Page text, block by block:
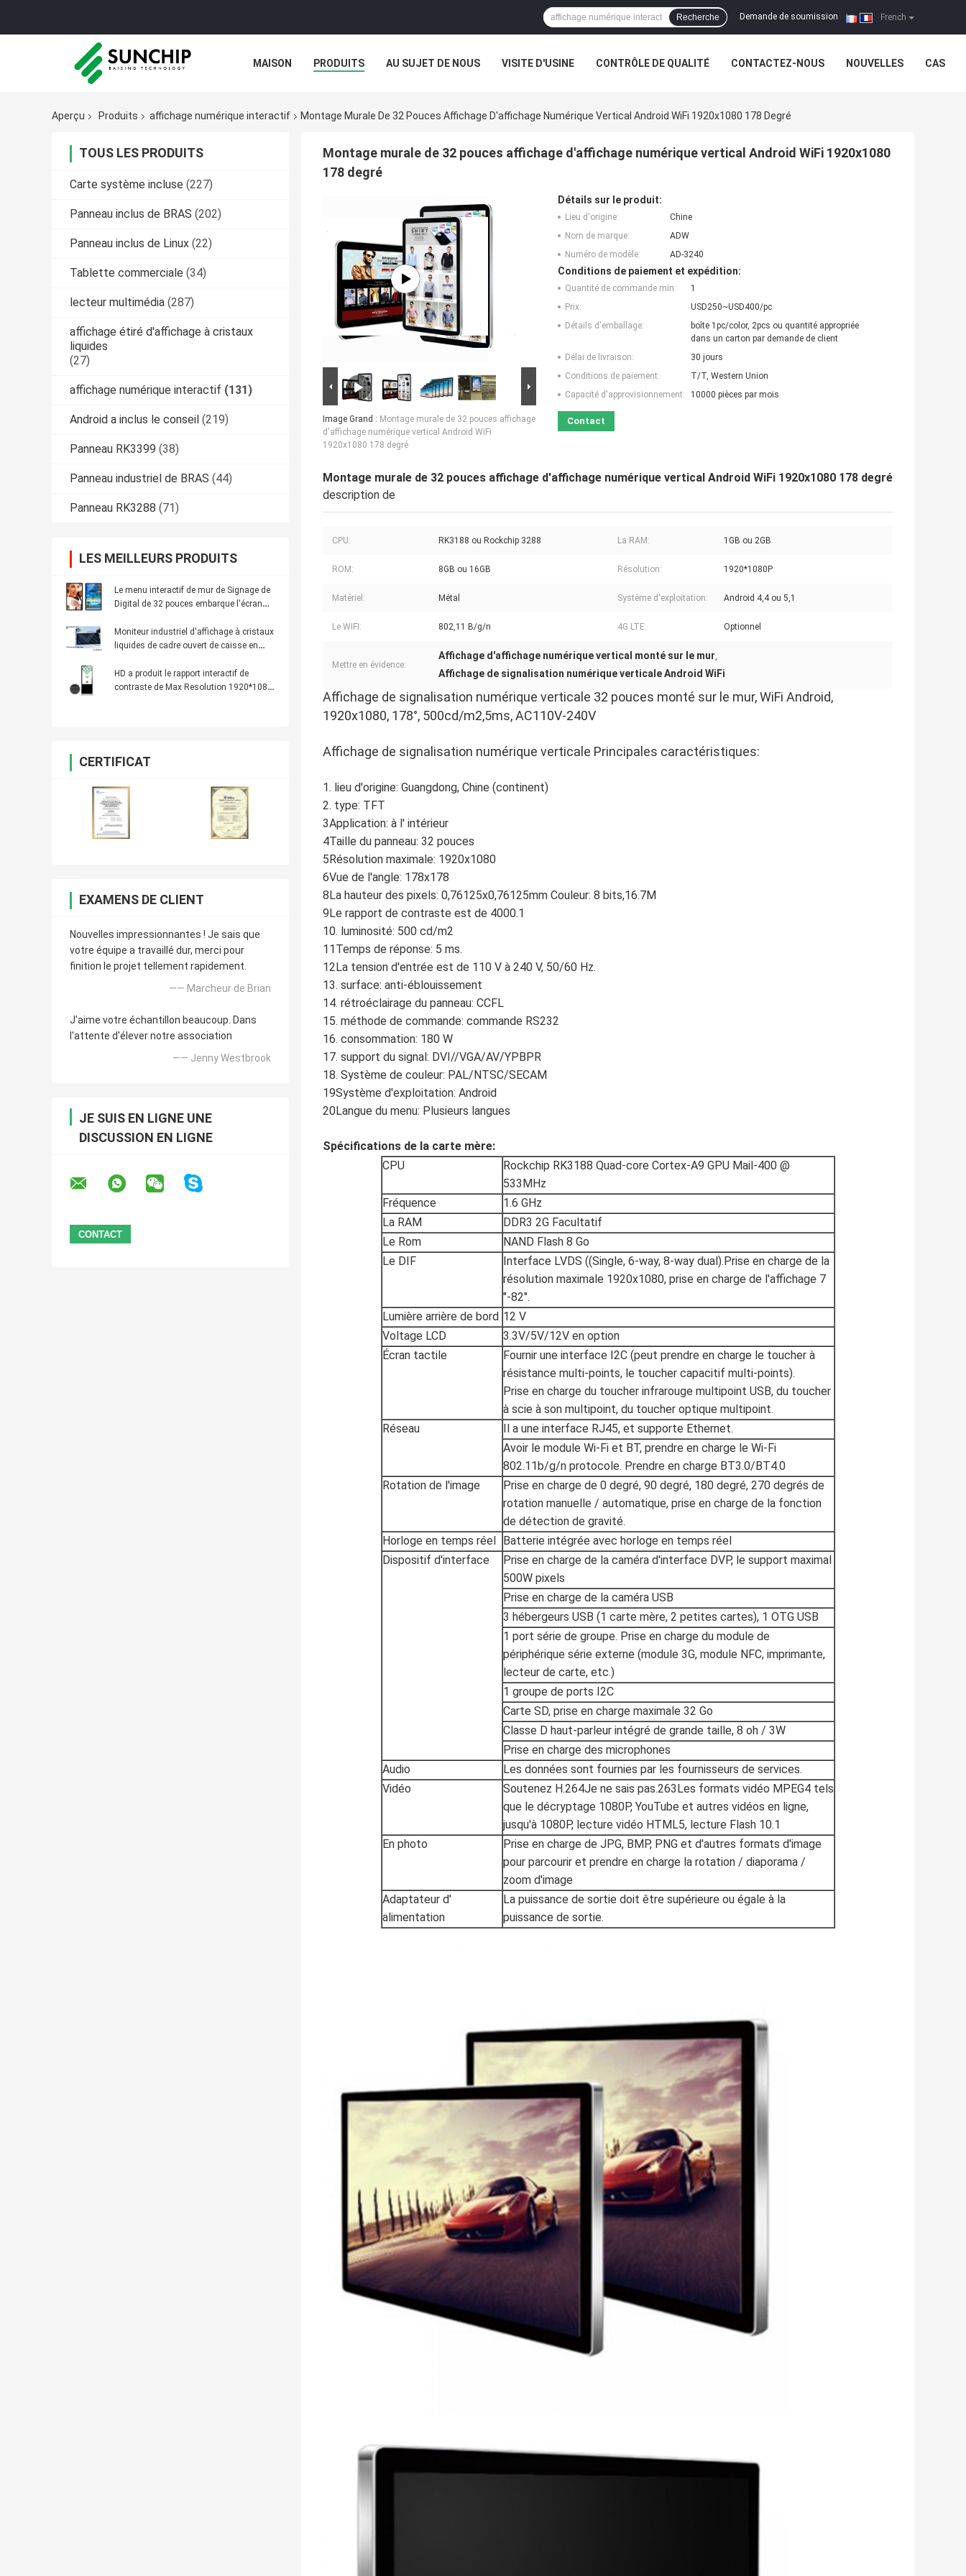
French
Demande de soumission |
Recherche
MAISON PRODUITS AU SUJET DE NOUS VISITE D'USINE CONTRÔLE DE QUALITÉ CONTACTEZ-NOUS NOUVELLES CAS
Aperçu
Produits affichage numérique interactif Montage Murale De 32 Pouces Affichage D'affichage Numérique Vertical Android WiFi 1920x1080 178 Degré
TOUS LES PRODUITS
Carte système incluse (227)
Panneau inclus de BRAS (202)
Panneau inclus de Linux (22)
Tablette commerciale (34)
lecteur multimédia (287)
affichage étiré d'affichage à cristaux
liquides
(27)
affichage numérique interactif (131)
Android a inclus le conseil (219)
Panneau RK3399 (38)
Panneau industriel de BRAS (44)
Panneau RK3288 (71)
LES MEILLEURS PRODUITS
Le menu interactif de mur de Signage de
Digital de 32 pouces embarque l'écran
liquides de FHD
Moniteur industriel d'affichage à cristaux
liquides de cadre ouvert de caisse en
HD a produit le rapport interactif de
contraste de Max Resolution 1920*1080
CERTIFICAT
EXAMENS DE CLIENT
Nouvelles impressionnantes ! Je sais que
votre équipe a travaillé dur, merci pour
finition le projet tellement rapidement.
—— Marcheur de Brian
J'aime votre échantillon beaucoup. Dans
l'attente d'élever notre association
—— Jenny Westbrook
JE SUIS EN LIGNE UNE
DISCUSSION EN LIGNE
Montage murale de 32 pouces affichage d'affichage numérique vertical Android WiFi 1920x1080
178 degré
Image Grand : Montage murale de 32 pouces affichage
d'affichage numérique vertical Android WiFi
1920x1080 178 degré
Détails sur le produit:
Lieu d'origine:
Chine
Nom de marque:
ADW
Numéro de modèle:
AD-3240
Conditions de paiement et expédition:
Quantité de commande min:
1
Prix:
USD250~USD400/pc
Détails d'emballage:
boîte 1pc/color, 2pcs ou quantité appropriée
dans un carton par demande de client
Délai de livraison:
30 jours
Conditions de paiement:
T/T, Western Union
Capacité d'approvisionnement:
10000 pièces par mois
Contact
Montage murale de 32 pouces affichage d'affichage numérique vertical Android WiFi 1920x1080 178 degré
description de
CPU: RK3188 ou Rockchip 3288 La RAM: 1GB ou 2GB
ROM: 8GB ou 16GB Résolution: 1920*1080P
Matériel: Métal Système d'exploitation: Android 4,4 ou 5,1
Le WIFI: 802,11 B/g/n 4G LTE: Optionnel
Mettre en évidence:
Affichage d'affichage numérique vertical monté sur le mur,
Affichage de signalisation numérique verticale Android WiFi
Affichage de signalisation numérique verticale 32 pouces monté sur le mur, WiFi Android,
1920x1080, 178°, 500cd/m2,5ms, AC110V-240V
Affichage de signalisation numérique verticale Principales caractéristiques:
1. lieu d'origine: Guangdong, Chine (continent)
2. type: TFT
3Application: à l' intérieur
4Taille du panneau: 32 pouces
5Résolution maximale: 1920x1080
6Vue de l'angle: 178x178
8La hauteur des pixels: 0,76125x0,76125mm Couleur: 8 bits,16.7M
9Le rapport de contraste est de 4000.1
10. luminosité: 500 cd/m2
11Temps de réponse: 5 ms.
12La tension d'entrée est de 110 V à 240 V, 50/60 Hz.
13. surface: anti-éblouissement
14. rétroéclairage du panneau: CCFL
15. méthode de commande: commande RS232
16. consommation: 180 W
17. support du signal: DVI//VGA/AV/YPBPR
18. Système de couleur: PAL/NTSC/SECAM
19Système d'exploitation: Android
20Langue du menu: Plusieurs langues
Spécifications de la carte mère:
CPU
Rockchip RK3188 Quad-core Cortex-A9 GPU Mail-400 @
533MHz
Fréquence
1.6 GHz
La RAM
DDR3 2G Facultatif
Le Rom
NAND Flash 8 Go
Le DIF
Interface LVDS ((Single, 6-way, 8-way dual).Prise en charge de la
résolution maximale 1920x1080, prise en charge de l'affichage 7
"-82".
Lumière arrière de bord 12 V
Voltage LCD
3.3V/5V/12V en option
Écran tactile
Fournir une interface I2C (peut prendre en charge le toucher à
résistance multi-points, le toucher capacitif multi-points).
Prise en charge du toucher infrarouge multipoint USB, du toucher
à scie à son multipoint, du toucher optique multipoint.
Réseau
Il a une interface RJ45, et supporte Ethernet.
Avoir le module Wi-Fi et BT, prendre en charge le Wi-Fi
802.11b/g/n protocole. Prendre en charge BT3.0/BT4.0
Rotation de l'image
Prise en charge de 0 degré, 90 degré, 180 degré, 270 degrés de
rotation manuelle / automatique, prise en charge de la fonction
de détection de gravité.
Horloge en temps réel
Batterie intégrée avec horloge en temps réel
Dispositif d'interface
Prise en charge de la caméra d'interface DVP, le support maximal
500W pixels
Prise en charge de la caméra USB
3 hébergeurs USB (1 carte mère, 2 petites cartes), 1 OTG USB
1 port série de groupe. Prise en charge du module de
périphérique série externe (module 3G, module NFC, imprimante,
lecteur de carte, etc.)
1 groupe de ports I2C
Carte SD, prise en charge maximale 32 Go
Classe D haut-parleur intégré de grande taille, 8 oh / 3W
Prise en charge des microphones
Audio
Les données sont fournies par les fournisseurs de services.
Vidéo
Soutenez H.264Je ne sais pas.263Les formats vidéo MPEG4 tels
que le décryptage 1080P, YouTube et autres vidéos en ligne,
jusqu'à 1080P, lecture vidéo HTML5, lecture Flash 10.1
En photo
Prise en charge de JPG, BMP, PNG et d'autres formats d'image
pour parcourir et prendre en charge la rotation / diaporama /
zoom d'image
Adaptateur d'
alimentation
La puissance de sortie doit être supérieure ou égale à la
puissance de sortie.